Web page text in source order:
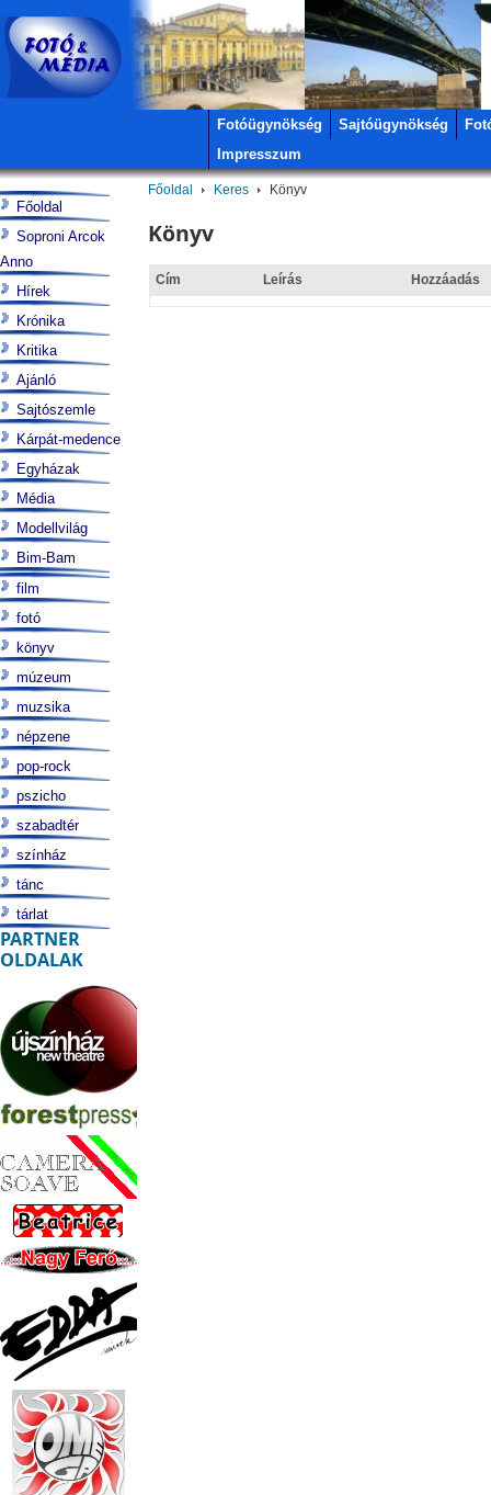
Fotóügynökség Sajtóügynökség
Impresszum
Főoldal Keres Könyv
Könyv
Cím Leírás Hozzáadás
Főoldal
Soproni Arcok
Anno
Hírek
Krónika
Kritika
Ajánló
Sajtószemle
Kárpát-medence
Egyházak
Média
Modellvilág
Bim-Bam
film
fotó
könyv
múzeum
muzsika
népzene
pop-rock
pszicho
szabadtér
színház
tánc
tárlat
PARTNER
OLDALAK